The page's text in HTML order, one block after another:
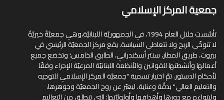
جمعية المركز الإسلامي
تأسّست خلال العام 1994، في الجمهوريّة اللبنانيّة،وهي جمعيّةٌ خيريّةٌ
لا تتوخّى الربح ولا تتعاطى السياسة. يقع مركز الجمعيّة الرئيسي في
بيروت، طريق المطار، سنتر أسكندراني، الطابق الخامس؛ وتخضع جميع
أعمالها وأنشطتها للقوانين والأنظمة اللبنانيّة المرعيّة الإجراء وفقًا
لأحكام الدستور. تمّ اختيار تسمية "جمعيّة المركز الإسلامي للتوجيه
والتعليم العالي" بدقّة وعناية، ليعبّر عن روح الجمعيّة وجوهرها،
وليتواءم مع دورها وأهدافها وأولويّاتها؛ التي تنطلق من التعاليم